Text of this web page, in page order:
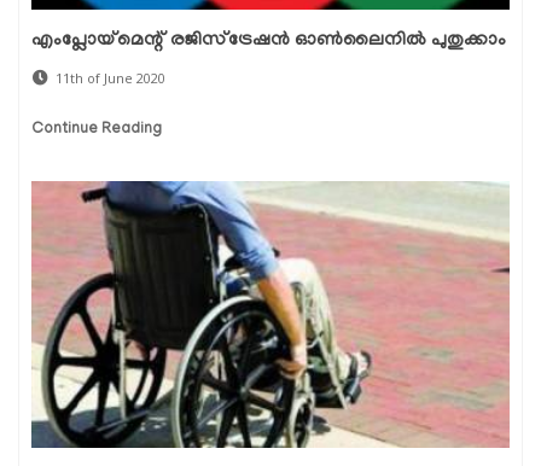
എംപ്ലോയ്മെന്റ് രജിസ്ട്രേഷന്‍ ഓണ്‍ലൈനില്‍ പുതുക്കാം
11th of June 2020
Continue Reading